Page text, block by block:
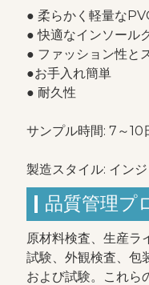
● 柔らかく軽量な
● 快適なインソール
● ファッション性と
●お手入れ簡単
● 耐久性
サンプル時間: 7～10
製造スタイル: イン
品質管理プ
原材料検査、生産ラ
試験、外観検査、包
および試験。これら